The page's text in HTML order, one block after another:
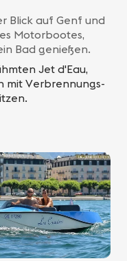
Blick auf Genf und
Motorbootes,
Bad genießen.
Jet d'Eau,
mit Verbrennungs-